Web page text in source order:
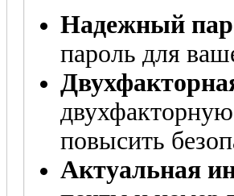
Надежный
пароль для
повысить
Актуальная